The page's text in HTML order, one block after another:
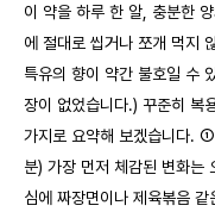
이 약을 하루 한 알, 충분한
에 절대로 씹거나 쪼개 먹지
특유의 향이 약간 불호일 수
장이 없었습니다.) 꾸준히 복
가지로 요약해 보겠습니다.
분) 가장 먼저 체감된 변화는
심에 짜장면이나 제육볶음